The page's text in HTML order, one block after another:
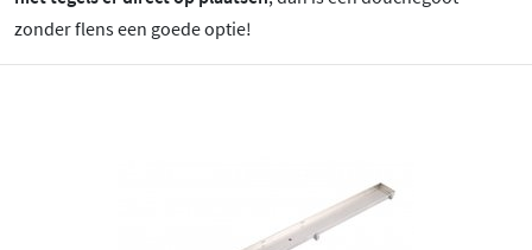
zonder flens een goede optie!